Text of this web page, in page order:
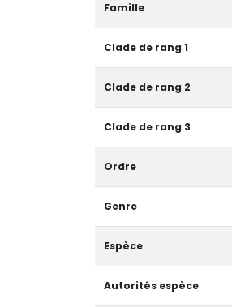
Famille
Clade de rang 1
Clade de rang 2
Clade de rang 3
Ordre
Genre
Espèce
Autorités espèce